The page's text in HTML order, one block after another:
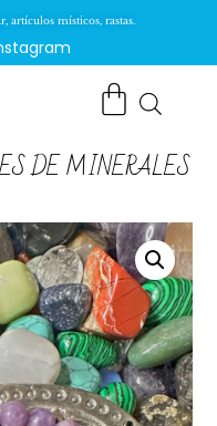
artículos místicos, rastas.
DE MINERALES